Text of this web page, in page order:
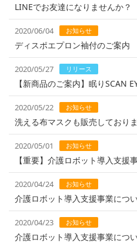
LINEでお友達になりませんか？
2020/06/04 お知らせ
ディスポエプロン袖付のご案内
2020/05/27 リリース
【新商品のご案内】眠りSCAN
2020/05/22 お知らせ
洗える布マスクも販売しており
2020/05/01 お知らせ
【重要】介護ロボット導入支援
2020/04/24 お知らせ
介護ロボット導入支援事業につ
2020/04/23 お知らせ
介護ロボット導入支援事業につ